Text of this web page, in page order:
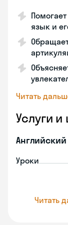
язык и
Читать
Услуги
Уроки
Читать